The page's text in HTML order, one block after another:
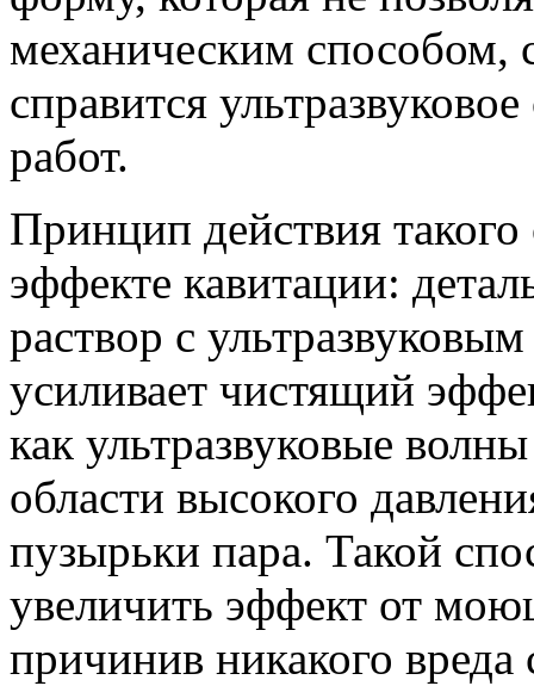
механическим способом,
справится
работ.
Принцип действия
эффекте кавитации:
раствор с
усиливает чистящий
как ультразвуковые
области высокого
пузырьки пара. Такой
увеличить эффект от
причинив никакого вреда